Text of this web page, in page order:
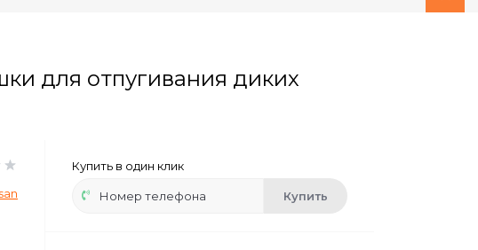
для отпугивания диких
Купить в один клик
Купить